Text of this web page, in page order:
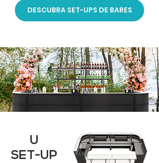
DESCUBRA SET-UPS DE BARES
U
SET-UP